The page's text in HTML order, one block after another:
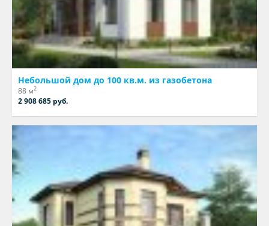
Небольшой дом до 100 кв.м. из газобетона
88 м2
2 908 685 руб.